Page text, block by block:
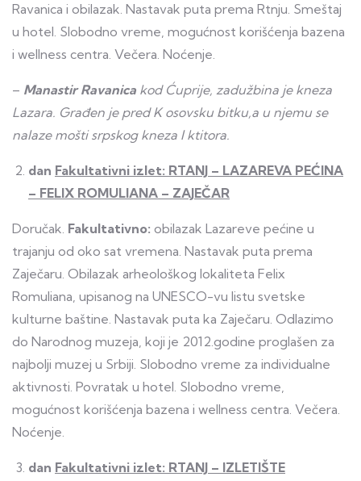
Ravanica i obilazak. Nastavak puta prema Rtnju. Smeštaj
u hotel. Slobodno vreme, mogućnost korišćenja bazena
i wellness centra. Večera. Noćenje.
– Manastir Ravanica kod Ćuprije, zadužbina je kneza
Lazara. Građen je pred K osovsku bitku,a u njemu se
nalaze mošti srpskog kneza I ktitora.
dan Fakultativni izlet: RTANJ – LAZAREVA PEĆINA
– FELIX ROMULIANA – ZAJEČAR
Doručak. Fakultativno: obilazak Lazareve pećine u
trajanju od oko sat vremena. Nastavak puta prema
Zaječaru. Obilazak arheološkog lokaliteta Felix
Romuliana, upisanog na UNESCO-vu listu svetske
kulturne baštine. Nastavak puta ka Zaječaru. Odlazimo
do Narodnog muzeja, koji je 2012.godine proglašen za
najbolji muzej u Srbiji. Slobodno vreme za individualne
aktivnosti. Povratak u hotel. Slobodno vreme,
mogućnost korišćenja bazena i wellness centra. Večera.
Noćenje.
dan Fakultativni izlet: RTANJ – IZLETIŠTE